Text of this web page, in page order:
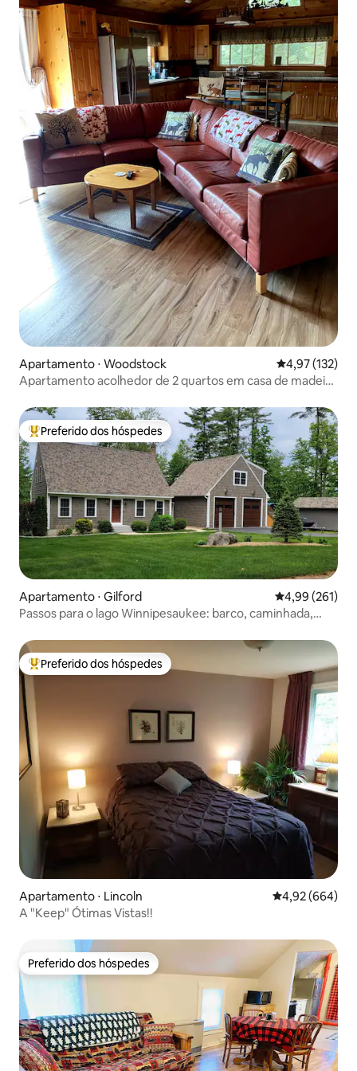
Apartamento ⋅ Woodstock 4,97 de uma
4,97 (132)
Apartamento acolhedor de 2 quartos em casa de madeira
Entre os melhores preferidos dos hóspedes
Preferido dos hóspedes
Apartamento ⋅ Gilford 4,99 de uma
4,99 (261)
Passos para o lago Winnipesaukee: barco, caminhada,
Entre os melhores preferidos dos hóspedes
Preferido dos hóspedes
Apartamento ⋅ Lincoln 4,92 de uma
4,92 (664)
A "Keep" Ótimas Vistas!!
Preferido dos hóspedes
Preferido dos hóspedes